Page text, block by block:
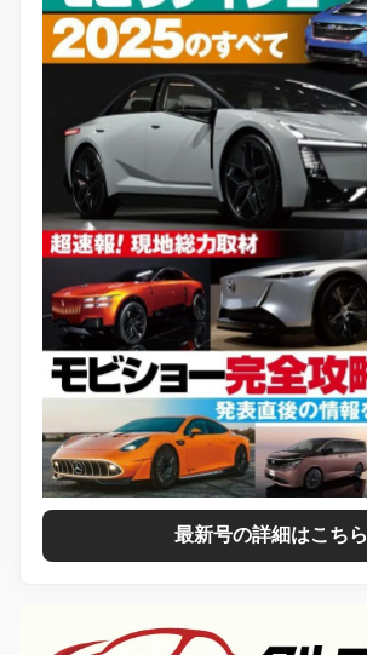
最新号の詳細はこちら